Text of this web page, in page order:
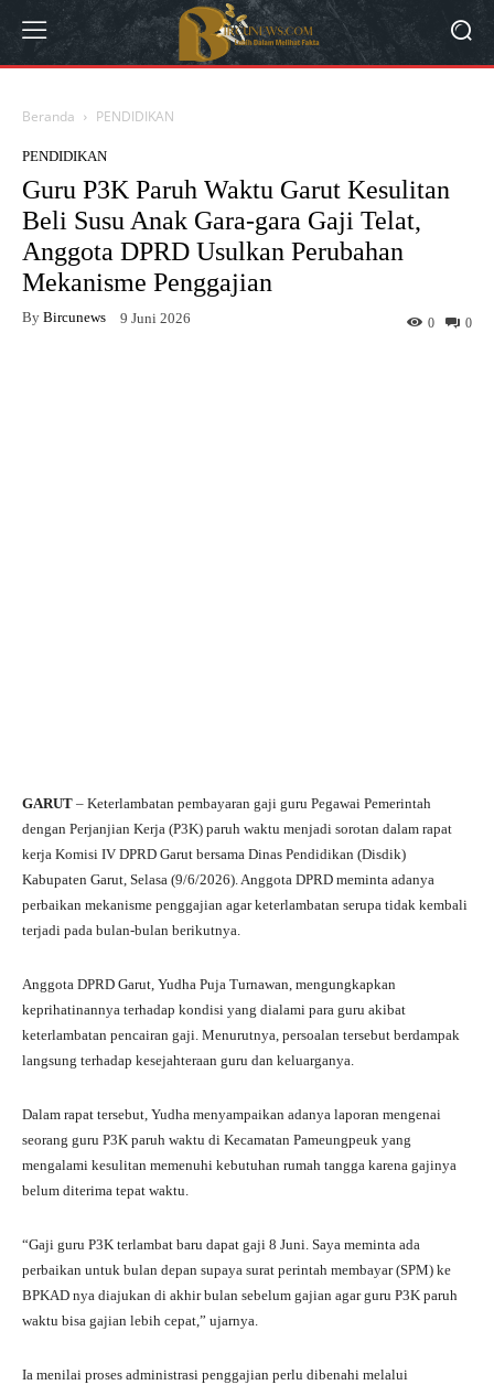
Beranda PENDIDIKAN
PENDIDIKAN
Guru P3K Paruh Waktu Garut Kesulitan
Beli Susu Anak Gara-gara Gaji Telat,
Anggota DPRD Usulkan Perubahan
Mekanisme Penggajian
By Bircunews 9 Juni 2026 0
0
GARUT – Keterlambatan pembayaran gaji guru Pegawai Pemerintah
dengan Perjanjian Kerja (P3K) paruh waktu menjadi sorotan dalam rapat
kerja Komisi IV DPRD Garut bersama Dinas Pendidikan (Disdik)
Kabupaten Garut, Selasa (9/6/2026). Anggota DPRD meminta adanya
perbaikan mekanisme penggajian agar keterlambatan serupa tidak kembali
terjadi pada bulan-bulan berikutnya.
Anggota DPRD Garut, Yudha Puja Turnawan, mengungkapkan
keprihatinannya terhadap kondisi yang dialami para guru akibat
keterlambatan pencairan gaji. Menurutnya, persoalan tersebut berdampak
langsung terhadap kesejahteraan guru dan keluarganya.
Dalam rapat tersebut, Yudha menyampaikan adanya laporan mengenai
seorang guru P3K paruh waktu di Kecamatan Pameungpeuk yang
mengalami kesulitan memenuhi kebutuhan rumah tangga karena gajinya
belum diterima tepat waktu.
“Gaji guru P3K terlambat baru dapat gaji 8 Juni. Saya meminta ada
perbaikan untuk bulan depan supaya surat perintah membayar (SPM) ke
BPKAD nya diajukan di akhir bulan sebelum gajian agar guru P3K paruh
waktu bisa gajian lebih cepat,” ujarnya.
Ia menilai proses administrasi penggajian perlu dibenahi melalui